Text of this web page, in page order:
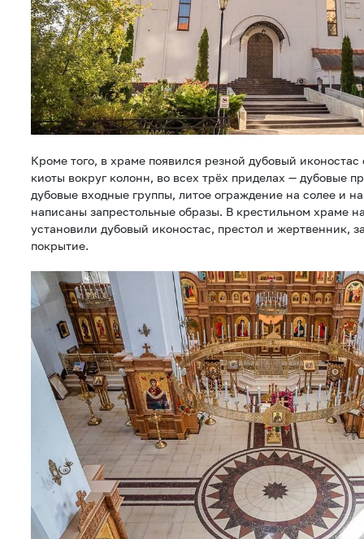
Кроме того, в храме появился резной дубовый
киоты вокруг колонн, во всех трёх приделах — дубовые
дубовые входные группы, литое ограждение на солее и
написаны запрестольные образы. В крестильном храме
установили дубовый иконостас, престол и жертвенник,
покрытие.